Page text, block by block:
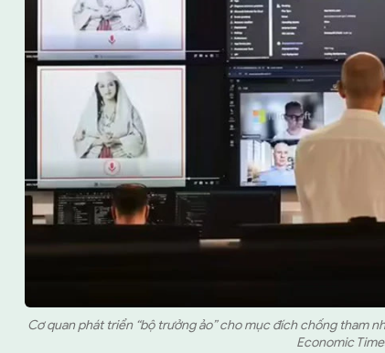
Cơ quan phát triển “bộ trưởng ảo” cho mục đích chống tham
Economic